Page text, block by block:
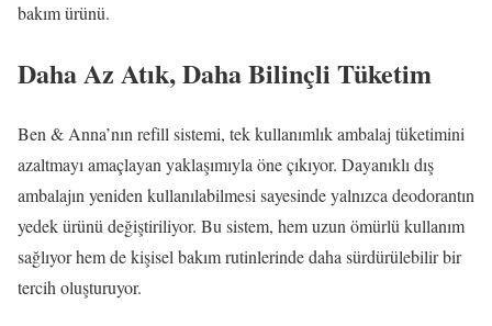
bakım ürünü.
Daha Az Atık, Daha Bilinçli Tüketim
Ben & Anna’nın refill sistemi, tek kullanımlık ambalaj tüketimini
azaltmayı amaçlayan yaklaşımıyla öne çıkıyor. Dayanıklı dış
ambalajın yeniden kullanılabilmesi sayesinde yalnızca deodorantın
yedek ürünü değiştiriliyor. Bu sistem, hem uzun ömürlü kullanım
sağlıyor hem de kişisel bakım rutinlerinde daha sürdürülebilir bir
tercih oluşturuyor.